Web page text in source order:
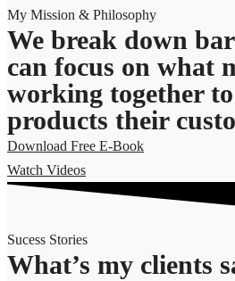
My Mission & Philosophy
We break down
can focus on what
working together
products their
Download Free E-Book
Watch Videos
Sucess Stories
What’s my clients